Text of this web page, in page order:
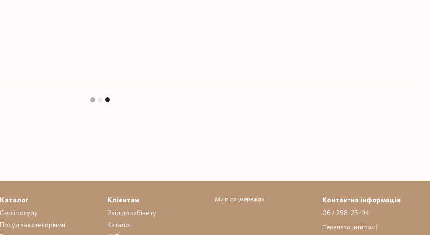
Каталог
Серії посуду
Посуд за категоріями
Клієнтам
Вхід до кабінету
Каталог
Ми в соцмережах Контактна інформація
067 298-25-94
Передзвонити вам?